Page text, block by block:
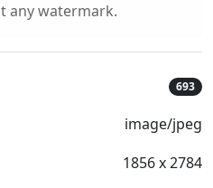
any watermark.
693
image/jpeg
1856 x 2784